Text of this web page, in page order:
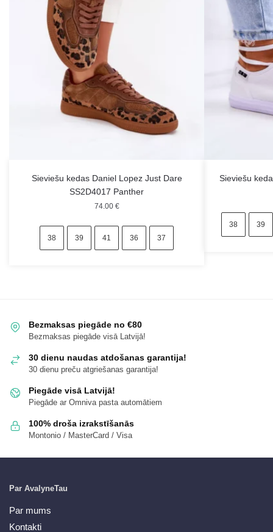
Sieviešu kedas Daniel Lopez Just Dare
SS2D4017 Panther
74.00 €
38 39 41 36 37
Sieviešu
38 39
Bezmaksas piegāde no €80
Bezmaksas piegāde visā Latvijā!
30 dienu naudas atdošanas garantija!
30 dienu preču atgriešanas garantija!
Piegāde visā Latvijā!
Piegāde ar Omniva pasta automātiem
100% droša izrakstīšanās
Montonio / MasterCard / Visa
Par AvalyneTau
Par mums
Kontakti